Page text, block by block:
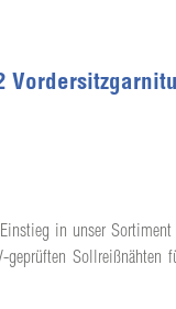
in unser
Sollreißnähten